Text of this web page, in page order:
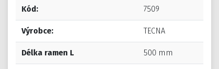
Kód: 7509
Výrobce: TECNA
Délka ramen L 500 mm